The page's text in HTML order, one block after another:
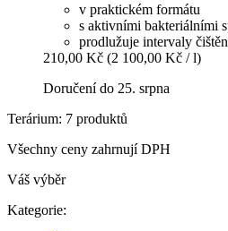
v praktickém formátu
s aktivními bakteriálními
prodlužuje intervaly
210,00 Kč (2 100,00 Kč / l)
Doručení do 25. srpna
Terárium: 7 produktů
Všechny ceny zahrnují DPH
Váš výběr
Kategorie: